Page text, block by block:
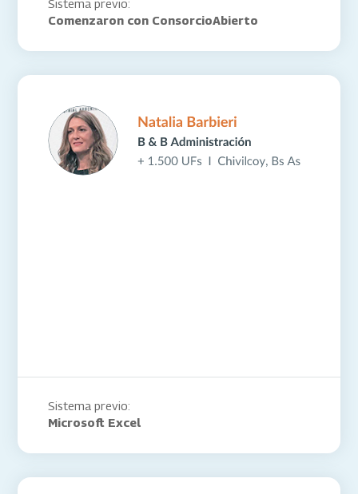
Sistema previo:
Comenzaron con ConsorcioAbierto
Sistema previo:
Microsoft Excel